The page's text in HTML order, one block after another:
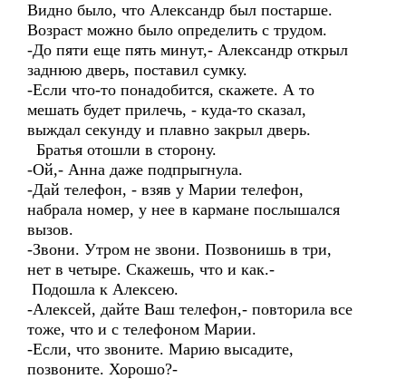
Видно было, что Александр был постарше.
Возраст можно было определить с трудом.
-До пяти еще пять минут,- Александр открыл
заднюю дверь, поставил сумку.
-Если что-то понадобится, скажете. А то
мешать будет прилечь, - куда-то сказал,
выждал секунду и плавно закрыл дверь.
Братья отошли в сторону.
-Ой,- Анна даже подпрыгнула.
-Дай телефон, - взяв у Марии телефон,
набрала номер, у нее в кармане послышался
вызов.
-Звони. Утром не звони. Позвонишь в три,
нет в четыре. Скажешь, что и как.-
Подошла к Алексею.
-Алексей, дайте Ваш телефон,- повторила все
тоже, что и с телефоном Марии.
-Если, что звоните. Марию высадите,
позвоните. Хорошо?-